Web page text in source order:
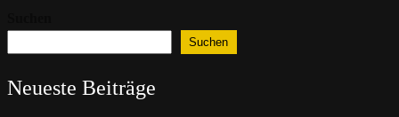
Suchen
Neueste Beiträge